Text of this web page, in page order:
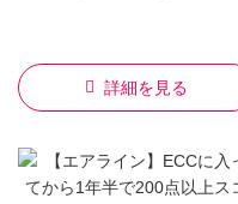
詳細を見る